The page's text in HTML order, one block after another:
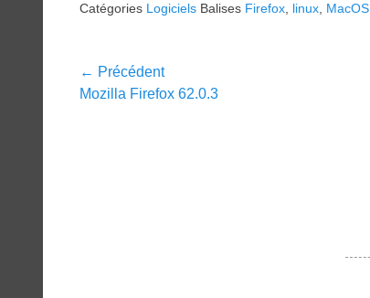
Catégories Logiciels Balises Firefox linux MacOS
Navigation
← Précédent
Article
Mozilla Firefox 62.0.3